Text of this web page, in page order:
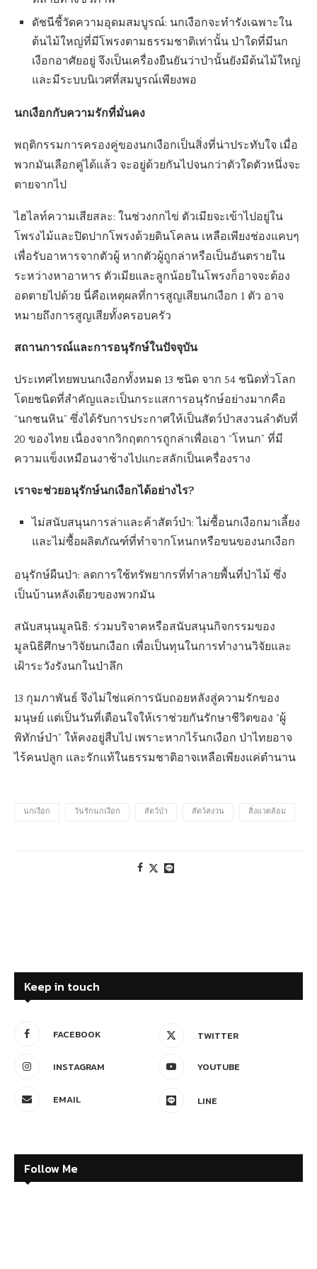
ดัชนีชี้วัดความอุดมสมบูรณ์: นกเงือกจะทำรังเฉพาะใน
ต้นไม้ใหญ่ที่มีโพรงตามธรรมชาติเท่านั้น ป่าใดที่มีนก
เงือกอาศัยอยู่ จึงเป็นเครื่องยืนยันว่าป่านั้นยังมีต้นไม้ใหญ่
และมีระบบนิเวศที่สมบูรณ์เพียงพอ
นกเงือกกับความรักที่มั่นคง
พฤติกรรมการครองคู่ของนกเงือกเป็นสิ่งที่น่าประทับใจ เมื่อ
พวกมันเลือกคู่ได้แล้ว จะอยู่ด้วยกันไปจนกว่าตัวใดตัวหนึ่งจะ
ตายจากไป
ไฮไลท์ความเสียสละ: ในช่วงกกไข่ ตัวเมียจะเข้าไปอยู่ใน
โพรงไม้และปิดปากโพรงด้วยดินโคลน เหลือเพียงช่องแคบๆ
เพื่อรับอาหารจากตัวผู้ หากตัวผู้ถูกล่าหรือเป็นอันตรายใน
ระหว่างหาอาหาร ตัวเมียและลูกน้อยในโพรงก็อาจจะต้อง
อดตายไปด้วย นี่คือเหตุผลที่การสูญเสียนกเงือก 1 ตัว อาจ
หมายถึงการสูญเสียทั้งครอบครัว
สถานการณ์และการอนุรักษ์ในปัจจุบัน
ประเทศไทยพบนกเงือกทั้งหมด 13 ชนิด จาก 54 ชนิดทั่วโลก
โดยชนิดที่สำคัญและเป็นกระแสการอนุรักษ์อย่างมากคือ
“นกชนหิน” ซึ่งได้รับการประกาศให้เป็นสัตว์ป่าสงวนลำดับที่
20 ของไทย เนื่องจากวิกฤตการถูกล่าเพื่อเอา “โหนก” ที่มี
ความแข็งเหมือนงาช้างไปแกะสลักเป็นเครื่องราง
เราจะช่วยอนุรักษ์นกเงือกได้อย่างไร?
ไม่สนับสนุนการล่าและค้าสัตว์ป่า: ไม่ซื้อนกเงือกมาเลี้ยง
และไม่ซื้อผลิตภัณฑ์ที่ทำจากโหนกหรือขนของนกเงือก
อนุรักษ์ผืนป่า: ลดการใช้ทรัพยากรที่ทำลายพื้นที่ป่าไม้ ซึ่ง
เป็นบ้านหลังเดียวของพวกมัน
สนับสนุนมูลนิธิ: ร่วมบริจาคหรือสนับสนุนกิจกรรมของ
มูลนิธิศึกษาวิจัยนกเงือก เพื่อเป็นทุนในการทำงานวิจัยและ
เฝ้าระวังรังนกในป่าลึก
13 กุมภาพันธ์ จึงไม่ใช่แค่การนับถอยหลังสู่ความรักของ
มนุษย์ แต่เป็นวันที่เตือนใจให้เราช่วยกันรักษาชีวิตของ “ผู้
พิทักษ์ป่า” ให้คงอยู่สืบไป เพราะหากไร้นกเงือก ป่าไทยอาจ
ไร้คนปลูก และรักแท้ในธรรมชาติอาจเหลือเพียงแค่ตำนาน
นกเงือก วันรักนกเงือก สัตว์ป่า สัตว์สงวน สิ่งแวดล้อม
Keep in touch
FACEBOOK TWITTER
INSTAGRAM YOUTUBE
EMAIL LINE
Follow Me